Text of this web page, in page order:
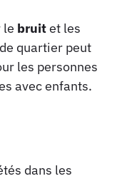
le bruitet les
quartier peut
les personnes
avec enfants.
dans les